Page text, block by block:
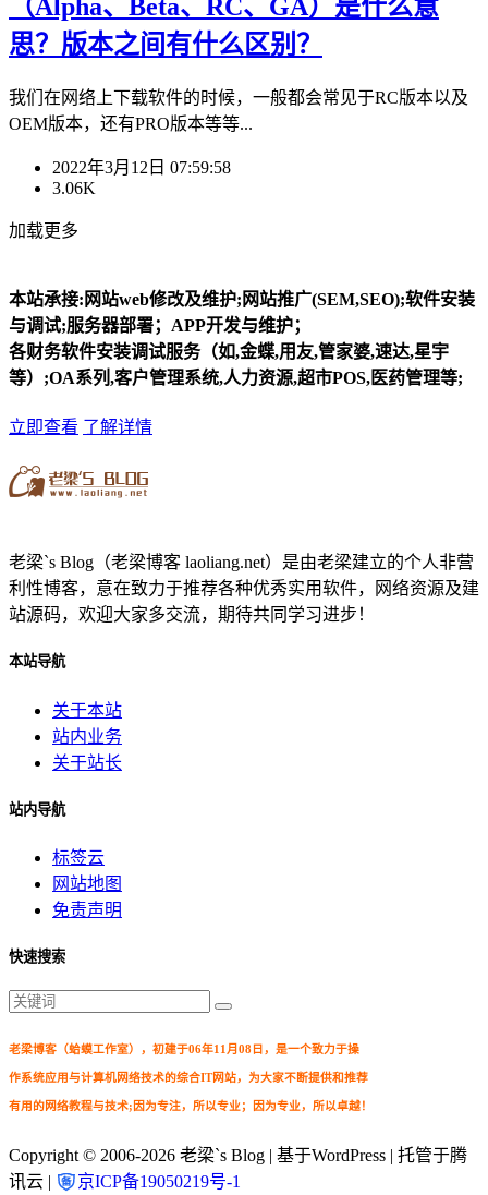
（Alpha、Beta、RC、GA）是什么意
思？版本之间有什么区别？
我们在网络上下载软件的时候，一般都会常见于RC版本以及
OEM版本，还有PRO版本等等...
2022年3月12日 07:59:58
3.06K
加载更多
本站承接:网站web修改及维护;网站推广(SEM,SEO);软件安装
与调试;服务器部署；APP开发与维护；
各财务软件安装调试服务（如,金蝶,用友,管家婆,速达,星宇
等）;OA系列,客户管理系统,人力资源,超市POS,医药管理等;
立即查看 了解详情
老梁`s Blog（老梁博客 laoliang.net）是由老梁建立的个人非营
利性博客，意在致力于推荐各种优秀实用软件，网络资源及建
站源码，欢迎大家多交流，期待共同学习进步！
本站导航
关于本站
站内业务
关于站长
站内导航
标签云
网站地图
免责声明
快速搜索
老梁博客（蛤蟆工作室），初建于06年11月08日，是一个致力于操
作系统应用与计算机网络技术的综合IT网站，为大家不断提供和推荐
有用的网络教程与技术;因为专注，所以专业；因为专业，所以卓越！
Copyright © 2006-2026 老梁`s Blog | 基于WordPress | 托管于腾
讯云 |
京ICP备19050219号-1